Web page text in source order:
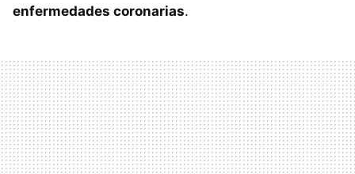
enfermedades coronarias.